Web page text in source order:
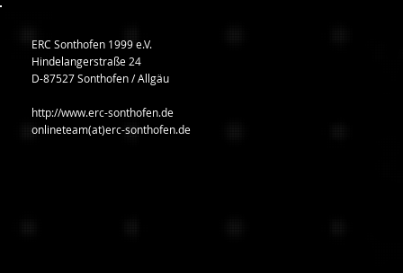
ERC Sonthofen 1999 e.V.
Hindelangerstraße 24
D-87527 Sonthofen / Allgäu
http://www.erc-sonthofen.de
onlineteam(at)erc-sonthofen.de